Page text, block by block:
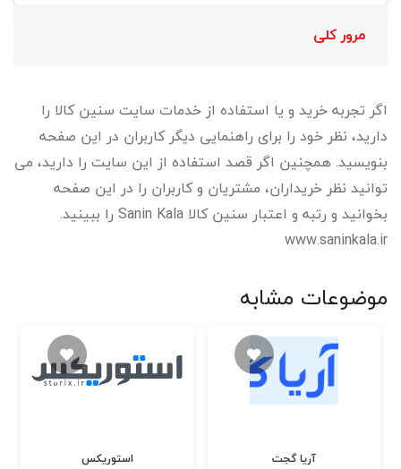
مرور کلی
اگر تجربه خرید و یا استفاده از خدمات سایت سنین کالا را
دارید، نظر خود را برای راهنمایی دیگر کاربران در این صفحه
بنویسید. همچنین اگر قصد استفاده از این سایت را دارید، می
توانید نظر خریداران، مشتریان و کاربران را در این صفحه
بخوانید و رتبه و اعتبار سنین کالا Sanin Kala را ببینید.
www.saninkala.ir
موضوعات مشابه
استوریکس آریا گجت